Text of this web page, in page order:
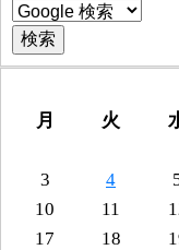
月 火
3
4
10
11
17
18